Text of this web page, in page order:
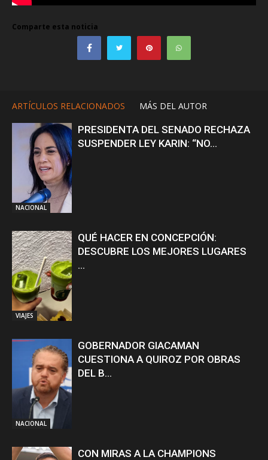
Comparte esta noticia
ARTÍCULOS RELACIONADOS MÁS DEL AUTOR
NACIONAL
PRESIDENTA DEL SENADO RECHAZA
SUSPENDER LEY KARIN: “NO...
VIAJES
QUÉ HACER EN CONCEPCIÓN:
DESCUBRE LOS MEJORES LUGARES
...
NACIONAL
GOBERNADOR GIACAMAN
CUESTIONA A QUIROZ POR OBRAS
DEL B...
CON MIRAS A LA CHAMPIONS